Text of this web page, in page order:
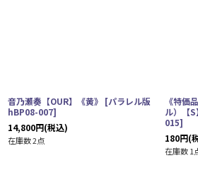
音乃瀬奏【OUR】《黄》 [パラレル版
hBP08-007]
14,800円(税込)
在庫数 2点
《特価
ル）【S
015]
180円(
在庫数 1